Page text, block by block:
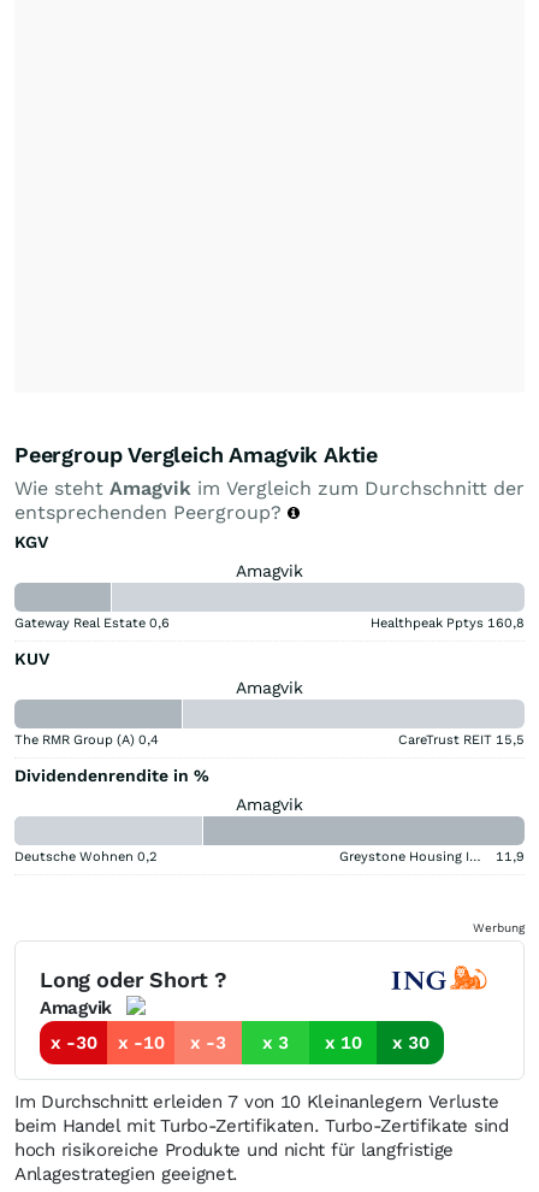
Peergroup Vergleich Amagvik Aktie
Wie steht Amagvik im Vergleich zum Durchschnitt der
entsprechenden Peergroup?
KGV
Amagvik
Gateway Real Estate 0,6 Healthpeak Pptys 160,8
KUV
Amagvik
The RMR Group (A) 0,4 CareTrust REIT 15,5
Dividendenrendite in %
Amagvik
Deutsche Wohnen 0,2 Greystone Housing Impact Investors LP Benef Unit Cert 11,9
Werbung
Long oder Short ?
Amagvik
x -30
x -10 x -3 x 3 x 10 x 30
Im Durchschnitt erleiden 7 von 10 Kleinanlegern Verluste
beim Handel mit Turbo-Zertifikaten. Turbo-Zertifikate sind
hoch risikoreiche Produkte und nicht für langfristige
Anlagestrategien geeignet.